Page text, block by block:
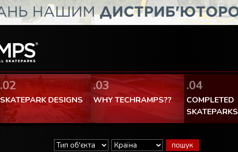
.02
SKATEPARK DESIGNS
.03
WHY TECHRAMPS??
.04
COMPLETED
SKATEPARKS